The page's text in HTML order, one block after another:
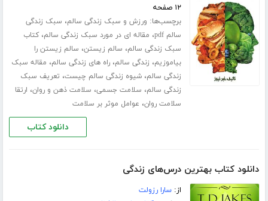
۱۲ صفحه
برچسب‌ها: ورزش‌ و سبک زندگی سالم، سبک زندگی
سالم pdf
، مقاله ای در مورد سبک زندگی سالم،کتاب
سبک زندگی سالم، سالم زیستن، سالم زیستن را
بیاموزیم، زندگی سالم،راه های زندگی سالم، مقاله سبک
زندگی سالم،شیوه زندگی سالم چیست، تعریف سبک
زندگی سالم، سلامت جسمی، سلامت ذهن و روان، ارتقا
سلامت روان، عوامل موثر بر سلامت
دانلود کتاب
دانلود کتاب بهترین درس‌های زندگی
از:سارا رزولت